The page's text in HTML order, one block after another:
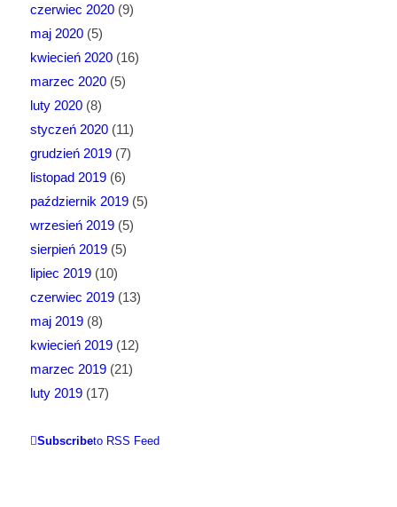
czerwiec 2020(9)
maj 2020(5)
kwiecień 2020(16)
marzec 2020(5)
luty 2020(8)
styczeń 2020(11)
grudzień 2019(7)
listopad 2019(6)
październik 2019(5)
wrzesień 2019(5)
sierpień 2019(5)
lipiec 2019(10)
czerwiec 2019(13)
maj 2019(8)
kwiecień 2019(12)
marzec 2019(21)
luty 2019(17)
Subscribeto RSS Feed